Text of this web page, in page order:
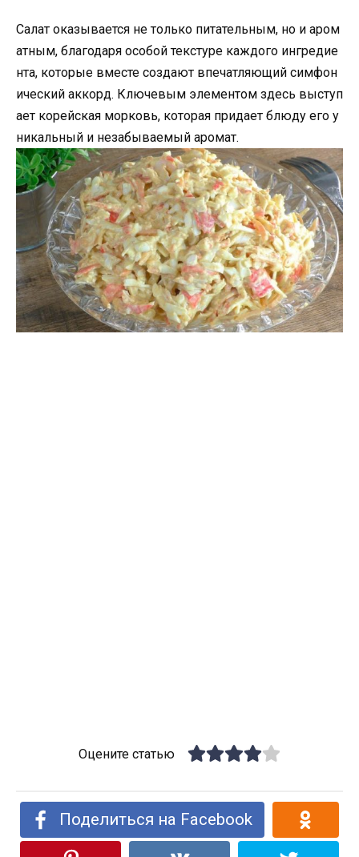
Салат оказывается не только питательным, но и аром
атным, благодаря особой текстуре каждого ингредие
нта, которые вместе создают впечатляющий симфон
ический аккорд. Ключевым элементом здесь выступ
ает корейская морковь, которая придает блюду его у
никальный и незабываемый аромат.
Оцените статью
Поделиться на Facebook